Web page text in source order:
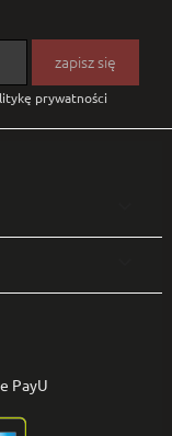
prywatności
PayU